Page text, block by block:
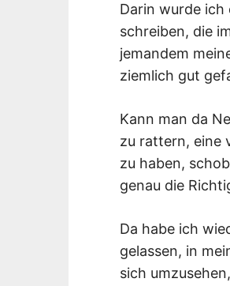
Darin wurde ich
schreiben, die
jemandem
ziemlich gut
Kann man da
zu rattern, eine
zu haben,
genau die
Da habe ich
gelassen, in
sich